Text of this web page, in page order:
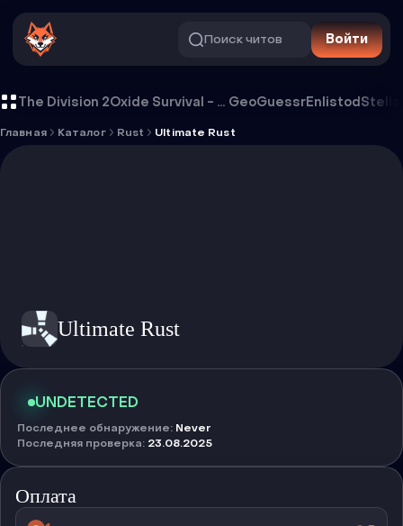
Поиск читов Войти
The Division 2 Oxide Survival - Rust Mobile GeoGuessrEnlistodStella
Главная Каталог Rust Ultimate Rust
Ultimate Rust
UNDETECTED
Последнее обнаружение: Never
Последняя проверка: 23.08.2025
Оплата